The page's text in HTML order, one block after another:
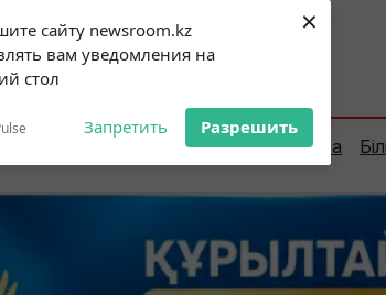
сайту newsroom.kz
вам уведомления на
стол
Запретить Разрешить
×
prompts, click on
Алматы:35°C Шымкент:
Елорда Сараптама